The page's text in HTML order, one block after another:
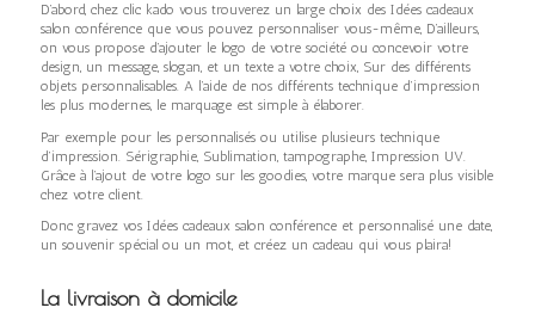
D’abord, chez clic kado vous trouverez un large choix des Idées cadeaux
salon conférence que vous pouvez personnaliser vous-même, D’ailleurs,
on vous propose d’ajouter le logo de votre société ou concevoir votre
design, un message, slogan, et un texte a votre choix, Sur des différents
objets personnalisables. A l’aide de nos différents technique d’impression
les plus modernes, le marquage est simple à élaborer.
Par exemple pour les personnalisés ou utilise plusieurs technique
d’impression. Sérigraphie, Sublimation, tampographe, Impression UV.
Grâce à l’ajout de votre logo sur les goodies, votre marque sera plus visible
chez votre client.
Donc gravez vos Idées cadeaux salon conférence et personnalisé une date,
un souvenir spécial ou un mot, et créez un cadeau qui vous plaira!
La livraison à domicile